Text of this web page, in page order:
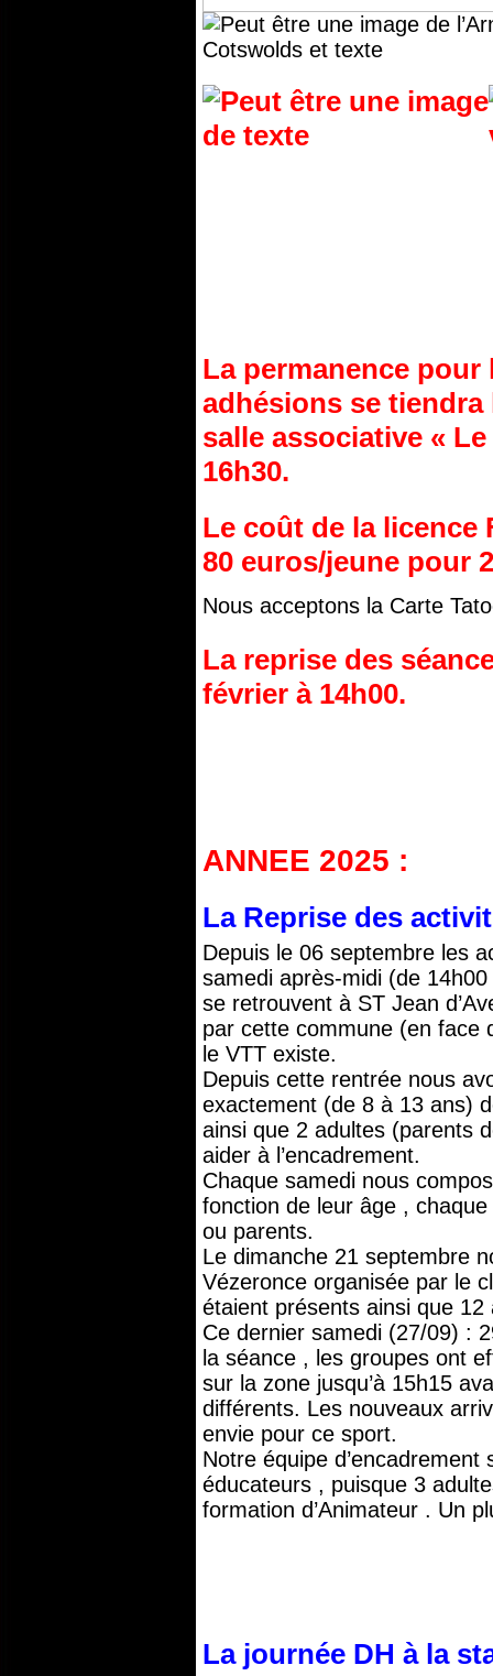
La permanence
adhésions se tiendra
salle associative «
16h30.
Le coût de la licence
80 euros/jeune pour
Nous acceptons la Carte
La reprise des
février à 14h00.
ANNEE 2025 :
La Reprise des
Depuis le 06 septembre les
samedi après-midi (de
se retrouvent à ST Jean
par cette commune (en face
le VTT existe.
Depuis cette rentrée nous
exactement (de 8 à 13 ans)
ainsi que 2 adultes (parents
aider à l’encadrement.
Chaque samedi nous
fonction de leur âge ,
ou parents.
Le dimanche 21 septembre
Vézeronce organisée par le
étaient présents ainsi que 12
Ce dernier samedi (27/09) :
la séance , les groupes ont
sur la zone jusqu’à 15h15
différents. Les nouveaux
envie pour ce sport.
Notre équipe d’encadrement
éducateurs , puisque 3
formation d’Animateur . Un
La journée DH à la